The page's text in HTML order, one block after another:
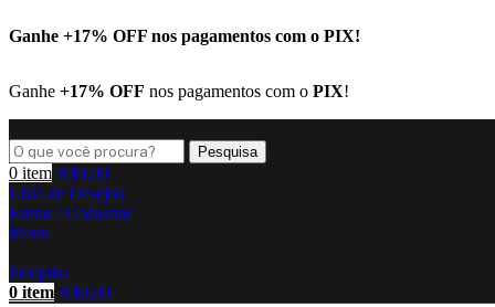
Ganhe +17% OFF nos pagamentos com o PIX!
Ganhe +17% OFF nos pagamentos com o PIX!
Pesquisa
0 item R$0,00
Lista de Desejos
Entrar / Cadastrar
Menu
Pesquisa
0 item R$0,00